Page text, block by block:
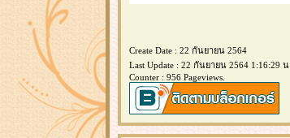
Create Date : 22 กันยายน 2564
Last Update : 22 กันยายน 2564 1:16:29 น.
Counter : 956 Pageviews.